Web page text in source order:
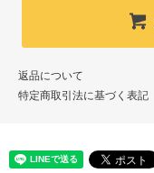
返品について
特定商取引法に基づく表記